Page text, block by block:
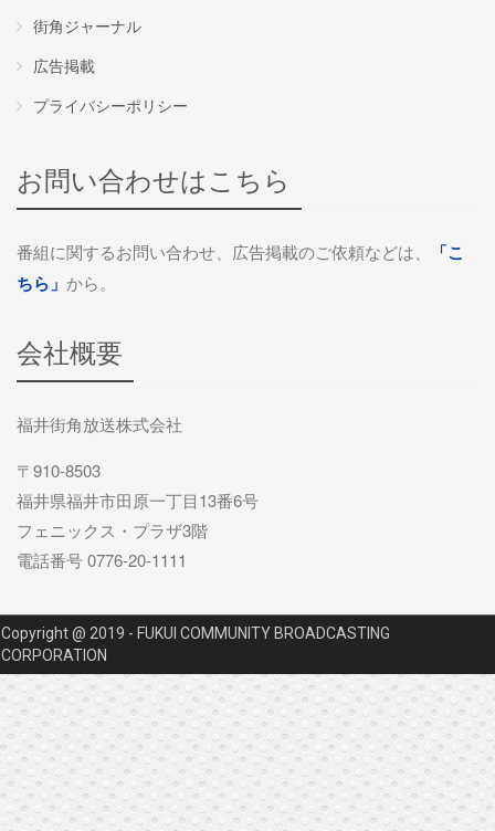
街角ジャーナル
広告掲載
プライバシーポリシー
お問い合わせはこちら
番組に関するお問い合わせ、広告掲載のご依頼などは、
「こ
ちら」 から。
会社概要
福井街角放送株式会社
〒910-8503
福井県福井市田原一丁目13番6号
フェニックス・プラザ3階
電話番号 0776-20-1111
Copyright @ 2019 - FUKUI COMMUNITY BROADCASTING
CORPORATION